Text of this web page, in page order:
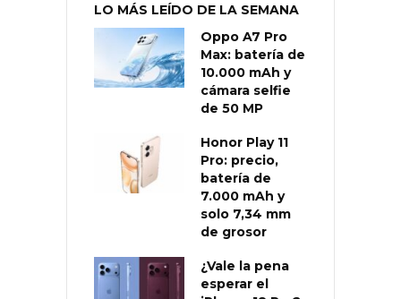
LO MÁS LEÍDO DE LA SEMANA
Oppo A7 Pro
Max: batería de
10.000 mAh y
cámara selfie
de 50 MP
Honor Play 11
Pro: precio,
batería de
7.000 mAh y
solo 7,34 mm
de grosor
¿Vale la pena
esperar el